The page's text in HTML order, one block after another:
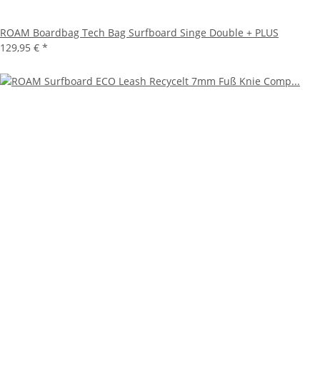
ROAM Boardbag Tech Bag Surfboard Singe Double + PLUS
129,95 € *